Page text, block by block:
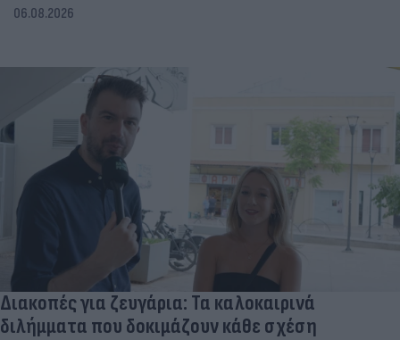
06.08.2026
Διακοπές για ζευγάρια: Τα καλοκαιρινά
διλήμματα που δοκιμάζουν κάθε σχέση